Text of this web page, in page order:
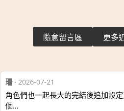
隨意留言區 更多
珊· 2026-07-21
角色們也一起長大的完結後追加設
個…